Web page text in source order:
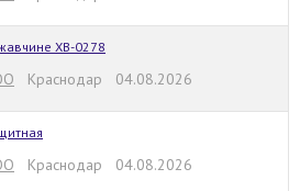
ХВ-0278
Краснодар 04.08.2026
Краснодар 04.08.2026